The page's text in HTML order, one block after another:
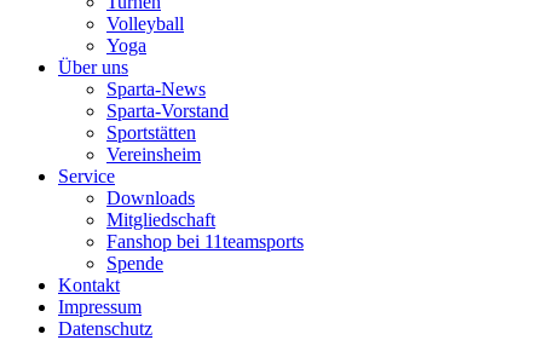
Volleyball
Yoga
Über uns
Sparta-News
Sparta-Vorstand
Sportstätten
Vereinsheim
Service
Downloads
Mitgliedschaft
Fanshop bei 11teamsports
Spende
Kontakt
Impressum
Datenschutz